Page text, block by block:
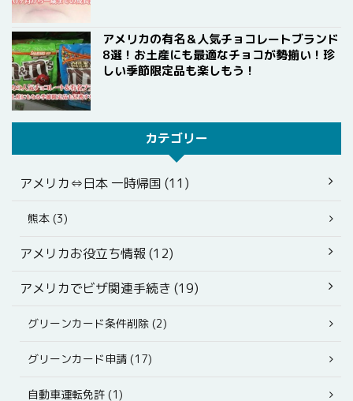
アメリカの有名＆人気チョコレートブランド
8選！お土産にも最適なチョコが勢揃い！珍
しい季節限定品も楽しもう！
カテゴリー
アメリカ⇔日本 一時帰国 (11)
熊本 (3)
アメリカお役立ち情報 (12)
アメリカでビザ関連手続き (19)
グリーンカード条件削除 (2)
グリーンカード申請 (17)
自動車運転免許 (1)